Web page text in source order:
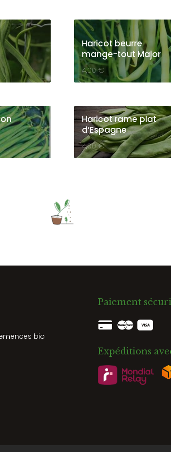
Haricot beurre
mange-tout Major
4,00€
Haricot rame plat
d’Espagne
4,00€
bio
Paiement
Expéditions